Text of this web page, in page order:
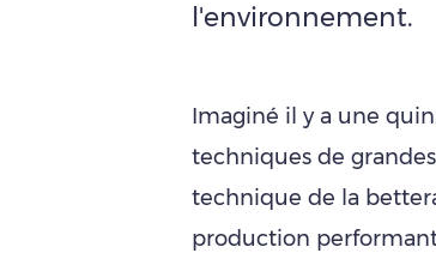
l'environnement.
Imaginé il y a une
techniques de
technique de la
production